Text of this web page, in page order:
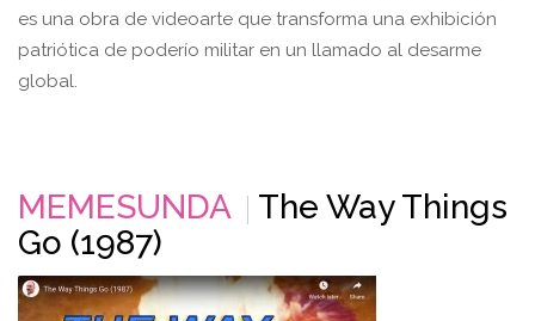
es una obra de videoarte que transforma una exhibición
patriótica de poderío militar en un llamado al desarme
global.
MEMESUNDA
The Way Things
Go (1987)